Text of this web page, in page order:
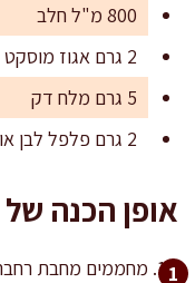
800 מ"ל חלב
2 גרם אגוז מוסקט טחון
5 גרם מלח דק
2 גרם פלפל לבן או שחור
אופן הכנה של
מחממים מחבת רחבה